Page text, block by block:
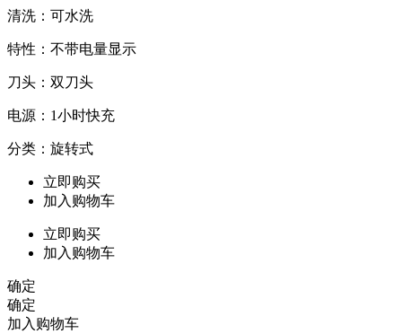
清洗：可水洗
特性：不带电量显示
刀头：双刀头
电源：1小时快充
分类：旋转式
立即购买
加入购物车
立即购买
加入购物车
确定
确定
加入购物车